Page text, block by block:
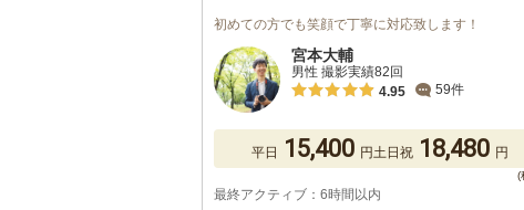
初めての方でも笑顔で丁寧に対応致します！
宮本大輔
男性 撮影実績82回
4.95
59件
平日 15,400 円土日祝 18,480 円
最終アクティブ：6時間以内